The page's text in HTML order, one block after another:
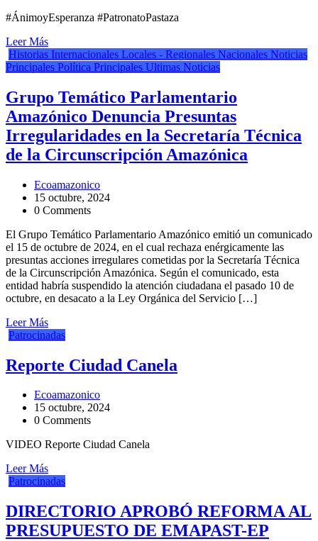
#ÁnimoyEsperanza #PatronatoPastaza
Leer Más
Historias Internacionales Locales - Regionales Nacionales Noticias
Principales Política Principales Ultimas Noticias
Grupo Temático Parlamentario
Amazónico Denuncia Presuntas
Irregularidades en la Secretaría Técnica
de la Circunscripción Amazónica
Ecoamazonico
15 octubre, 2024
0 Comments
El Grupo Temático Parlamentario Amazónico emitió un comunicado
el 15 de octubre de 2024, en el cual rechaza enérgicamente las
presuntas acciones irregulares cometidas por la Secretaría Técnica
de la Circunscripción Amazónica. Según el comunicado, esta
entidad habría suspendido la atención ciudadana el pasado 10 de
octubre, en desacato a la Ley Orgánica del Servicio […]
Leer Más
Patrocinadas
Reporte Ciudad Canela
Ecoamazonico
15 octubre, 2024
0 Comments
VIDEO Reporte Ciudad Canela
Leer Más
Patrocinadas
DIRECTORIO APROBÓ REFORMA AL
PRESUPUESTO DE EMAPAST-EP